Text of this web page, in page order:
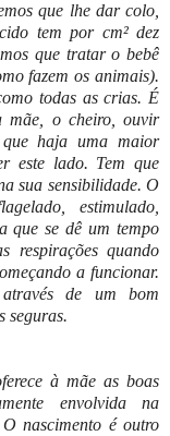
que lhe dar colo,
tem por cm² dez
que tratar o bebê
fazem os animais).
todas as crias. É
mãe, o cheiro, ouvir
haja uma maior
este lado. Tem que
sua sensibilidade. O
estimulado,
que se dê um tempo
respirações quando
a funcionar.
de um bom
seguras.
à mãe as boas
envolvida na
nascimento é outro